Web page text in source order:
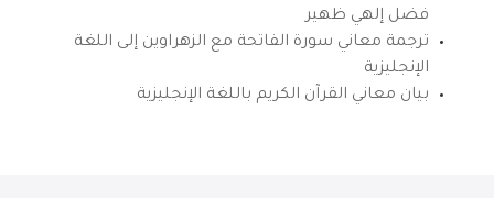
فضل إلهي ظهير
ترجمة معاني سورة الفاتحة مع الزهراوين إلى اللغة
الإنجليزية
بيان معاني القرآن الكريم باللغة الإنجليزية